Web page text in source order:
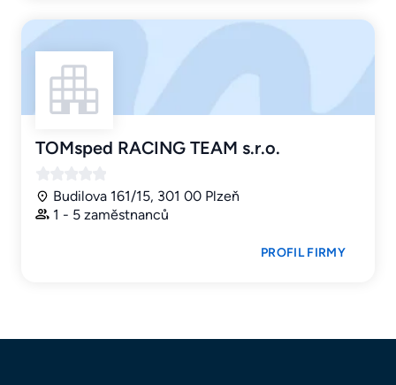
TOMsped RACING TEAM s.r.o.
Budilova 161/15, 301 00 Plzeň
1 - 5 zaměstnanců
PROFIL FIRMY